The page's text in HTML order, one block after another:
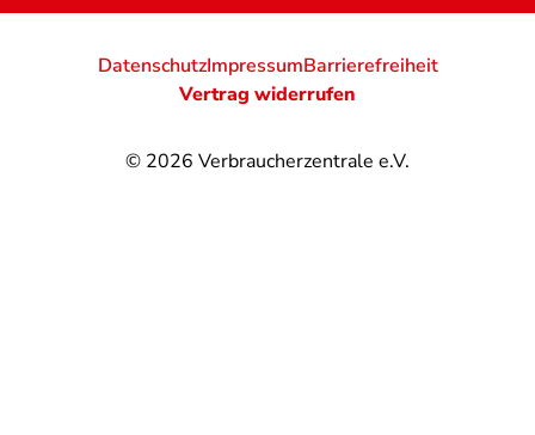
© 2026 Verbraucherzentrale e.V.
DatenschutzImpressumBarrierefreiheit
Vertrag widerrufen